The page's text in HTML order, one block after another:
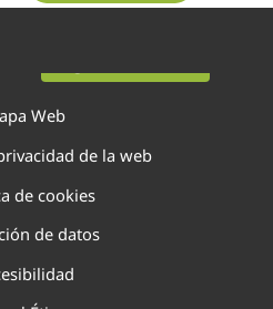
Web
de la web
de cookies
de datos